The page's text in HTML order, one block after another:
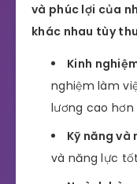
và phúc lợi của
khác nhau tùy
Kinh
nghiệm làm
lương cao hơn
Kỹ năng và
và năng lực